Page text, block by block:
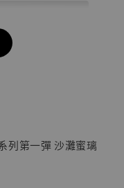
列第一彈 沙灘蜜璃